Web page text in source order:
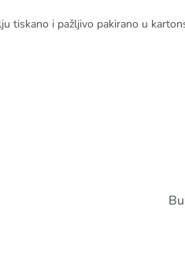
tiskano i pažljivo pakirano u